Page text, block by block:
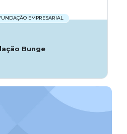
EMPRESARIAL
Bunge